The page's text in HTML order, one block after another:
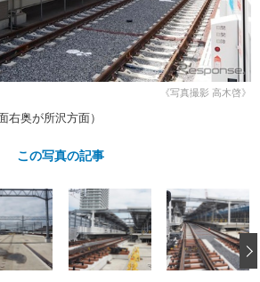
コーティング
グ
防錆
悪修理
カーメーカー「旧車」関連プロジェ
クト
《写真撮影 高木啓》
右奥が所沢方面）
この写真の記事